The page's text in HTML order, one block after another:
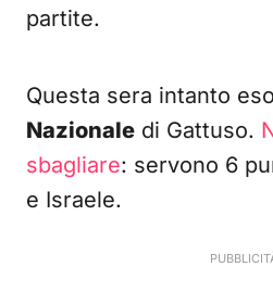
partite.
Questa sera intanto
Nazionale di Gattuso.
sbagliare: servono 6
e Israele.